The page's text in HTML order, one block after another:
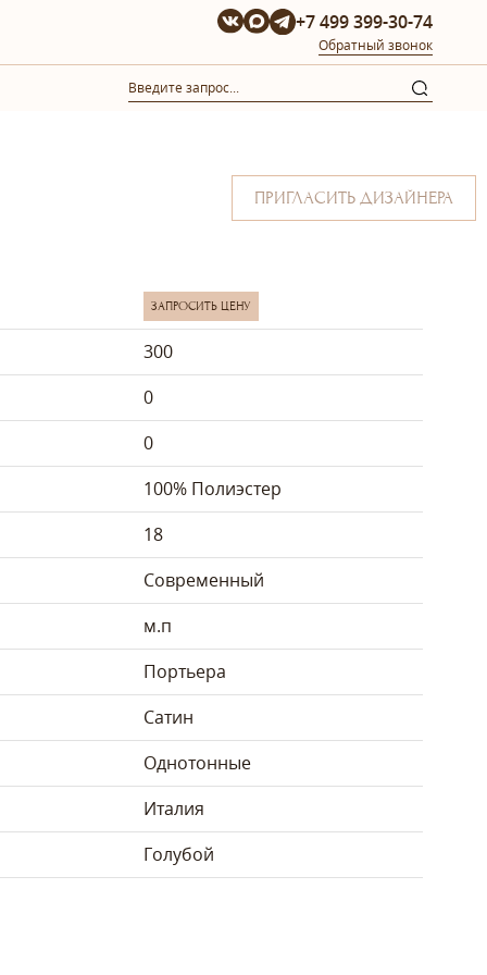
+7 499 399-30-74
Обратный звонок
ПРИГЛАСИТЬ ДИЗАЙНЕРА
ЗАПРОСИТЬ ЦЕНУ
300
0
0
100% Полиэстер
18
Современный
м.п
Портьера
Сатин
Однотонные
Италия
Голубой